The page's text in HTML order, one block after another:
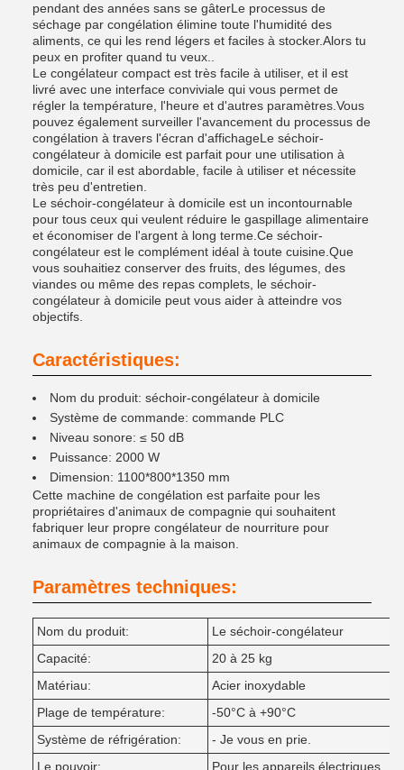
pendant des années sans se gâterLe processus de
séchage par congélation élimine toute l'humidité des
aliments, ce qui les rend légers et faciles à stocker.Alors tu
peux en profiter quand tu veux..
Le congélateur compact est très facile à utiliser, et il est
livré avec une interface conviviale qui vous permet de
régler la température, l'heure et d'autres paramètres.Vous
pouvez également surveiller l'avancement du processus de
congélation à travers l'écran d'affichageLe séchoir-
congélateur à domicile est parfait pour une utilisation à
domicile, car il est abordable, facile à utiliser et nécessite
très peu d'entretien.
Le séchoir-congélateur à domicile est un incontournable
pour tous ceux qui veulent réduire le gaspillage alimentaire
et économiser de l'argent à long terme.Ce séchoir-
congélateur est le complément idéal à toute cuisine.Que
vous souhaitiez conserver des fruits, des légumes, des
viandes ou même des repas complets, le séchoir-
congélateur à domicile peut vous aider à atteindre vos
objectifs.
Caractéristiques:
Nom du produit: séchoir-congélateur à domicile
Système de commande: commande PLC
Niveau sonore: ≤ 50 dB
Puissance: 2000 W
Dimension: 1100*800*1350 mm
Cette machine de congélation est parfaite pour les
propriétaires d'animaux de compagnie qui souhaitent
fabriquer leur propre congélateur de nourriture pour
animaux de compagnie à la maison.
Paramètres techniques:
Nom du produit:
Le séchoir-congélateur
Capacité:
20 à 25 kg
Matériau:
Acier inoxydable
Plage de température:
-50°C à +90°C
Système de réfrigération:
- Je vous en prie.
Le pouvoir:
Pour les appareils électriques